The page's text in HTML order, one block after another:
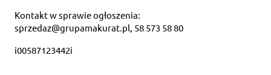
Kontakt w sprawie ogłoszenia:
sprzedaz@grupamakurat.pl, 58 573 58 80
i00587123442i